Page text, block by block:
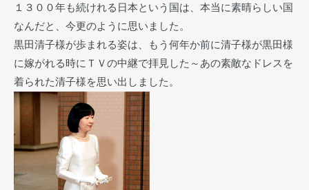
１３００年も続けれる日本という国は、本当に素晴らしい国
なんだと、今更のように思いました。
黒田清子様が歩まれる姿は、もう何年か前に清子様が黒田様
に嫁がれる時にＴＶの中継で拝見した～あの素敵なドレスを
着られた清子様を思い出しました。